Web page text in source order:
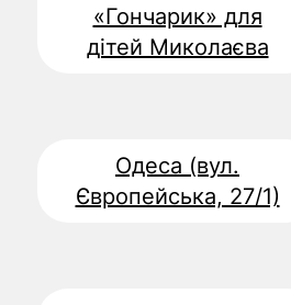
«Гончарик» для
дітей Миколаєва
Одеса (вул.
Європейська, 27/1)